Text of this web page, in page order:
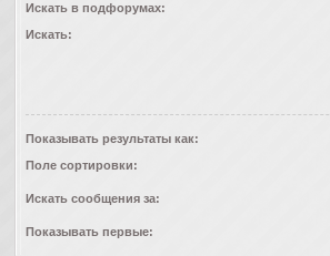
Искать в подфорумах:
Искать:
Показывать результаты как:
Поле сортировки:
Искать сообщения за:
Показывать первые: